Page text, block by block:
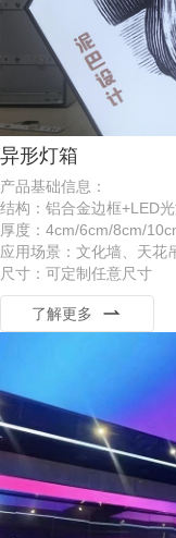
异形灯箱
产品基础信息：
结构：铝合金边框+LED
厚度：4cm/6cm/8cm/
应用场景：文化墙、天花
尺寸：可定制任意尺寸
了解更多